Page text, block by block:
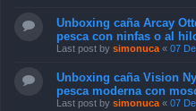
Unboxing caña Arcay
pesca con ninfas o al
Last post by simonuca « 07
Unboxing caña Vision
pesca moderna con
Last post by simonuca « 07